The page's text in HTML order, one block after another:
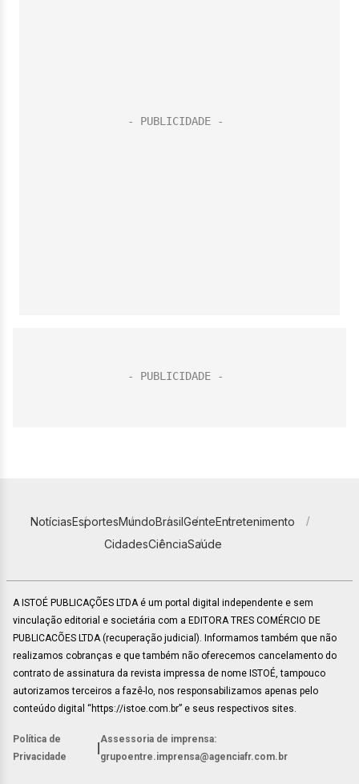
NotíciasEsportesMundoBrasilGenteEntretenimento
CidadesCiênciaSaúde
A ISTOÉ PUBLICAÇÕES LTDA é um portal digital independente e sem
vinculação editorial e societária com a EDITORA TRES COMÉRCIO DE
PUBLICACÕES LTDA (recuperação judicial). Informamos também que não
realizamos cobranças e que também não oferecemos cancelamento do
contrato de assinatura da revista impressa de nome ISTOÉ, tampouco
autorizamos terceiros a fazê-lo, nos responsabilizamos apenas pelo
conteúdo digital “https://istoe.com.br” e seus respectivos sites.
Política de
Privacidade
Assessoria de imprensa:
grupoentre.imprensa@agenciafr.com.br